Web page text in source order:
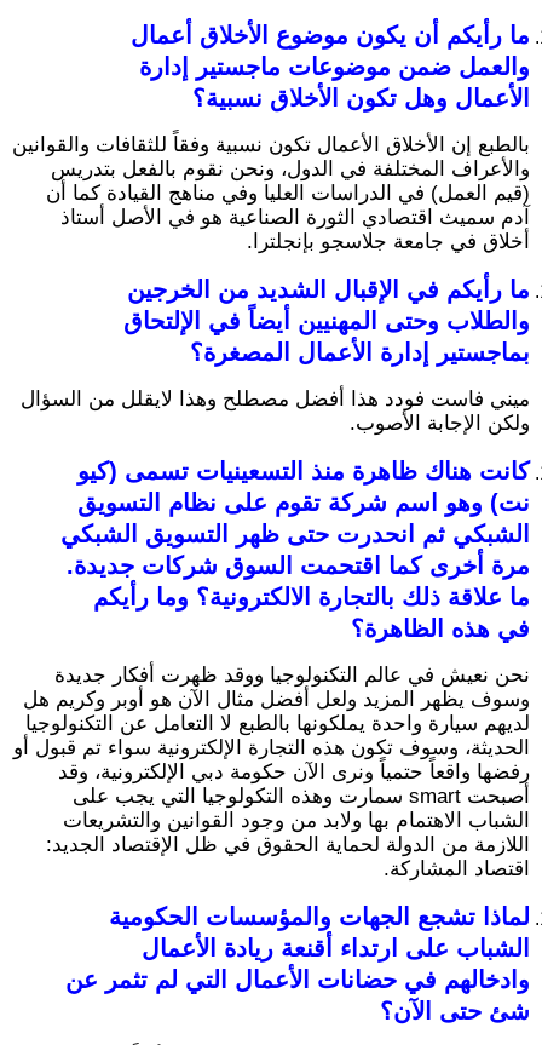
ما رأيكم أن يكون موضوع الأخلاق أعمال
والعمل ضمن موضوعات ماجستير إدارة
الأعمال وهل تكون الأخلاق نسبية؟
بالطبع إن الأخلاق الأعمال تكون نسبية وفقاً للثقافات والقوانين
والأعراف المختلفة في الدول، ونحن نقوم بالفعل بتدريس
(قيم العمل) في الدراسات العليا وفي مناهج القيادة كما أن
آدم سميث اقتصادي الثورة الصناعية هو في الأصل أستاذ
أخلاق في جامعة جلاسجو بإنجلترا.
ما رأيكم في الإقبال الشديد من الخرجين
والطلاب وحتى المهنيين أيضاً في الإلتحاق
بماجستير إدارة الأعمال المصغرة؟
ميني فاست فودد هذا أفضل مصطلح وهذا لايقلل من السؤال
ولكن الإجابة الأصوب.
كانت هناك ظاهرة منذ التسعينيات تسمى (كيو
نت) وهو اسم شركة تقوم على نظام التسويق
الشبكي ثم انحدرت حتى ظهر التسويق الشبكي
مرة أخرى كما اقتحمت السوق شركات جديدة.
ما علاقة ذلك بالتجارة الالكترونية؟ وما رأيكم
في هذه الظاهرة؟
نحن نعيش في عالم التكنولوجيا ووقد ظهرت أفكار جديدة
وسوف يظهر المزيد ولعل أفضل مثال الآن هو أوبر وكريم هل
لديهم سيارة واحدة يملكونها بالطبع لا التعامل عن التكنولوجيا
الحديثة، وسوف تكون هذه التجارة الإلكترونية سواء تم قبول أو
رفضها واقعاً حتمياً ونرى الآن حكومة دبي الإلكترونية، وقد
أصبحت smart سمارت وهذه التكولوجيا التي يجب على
الشباب الاهتمام بها ولابد من وجود القوانين والتشريعات
اللازمة من الدولة لحماية الحقوق في ظل الإقتصاد الجديد:
اقتصاد المشاركة.
لماذا تشجع الجهات والمؤسسات الحكومية
الشباب على ارتداء أقنعة ريادة الأعمال
وادخالهم في حضانات الأعمال التي لم تثمر عن
شئ حتى الآن؟